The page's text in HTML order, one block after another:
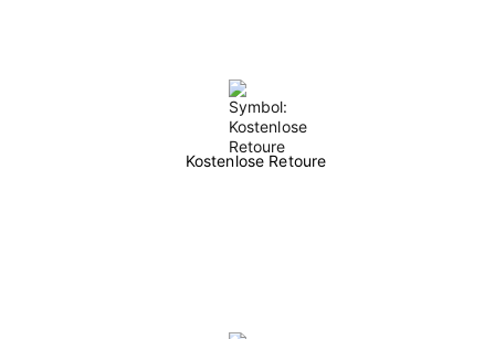
Kostenlose Retoure